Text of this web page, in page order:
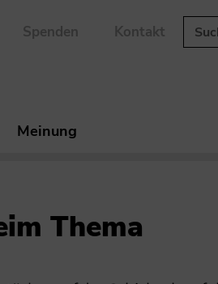
Spenden Kontakt
Meinung
Thema